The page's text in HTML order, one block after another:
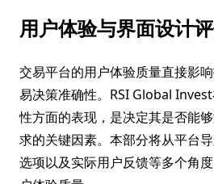
用户体验与界面设计
交易平台的用户体验质量直接影
易决策准确性。RSI Global
性方面的表现，是决定其是否能
求的关键因素。本部分将从平台
选项以及实际用户反馈等多个角